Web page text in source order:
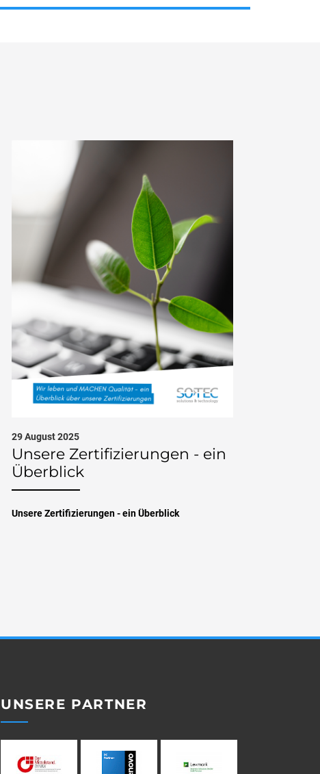
29 August 2025
Unsere Zertifizierungen - ein
Überblick
Unsere Zertifizierungen - ein Überblick
UNSERE PARTNER